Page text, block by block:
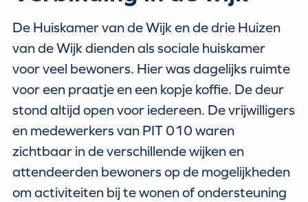
De Huiskamer van de Wijk en de drie Huizen
van de Wijk dienden als sociale huiskamer
voor veel bewoners. Hier was dagelijks ruimte
voor een praatje en een kopje koffie. De deur
stond altijd open voor iedereen. De vrijwilligers
en medewerkers van PIT 010 waren
zichtbaar in de verschillende wijken en
attendeerden bewoners op de mogelijkheden
om activiteiten bij te wonen of ondersteuning